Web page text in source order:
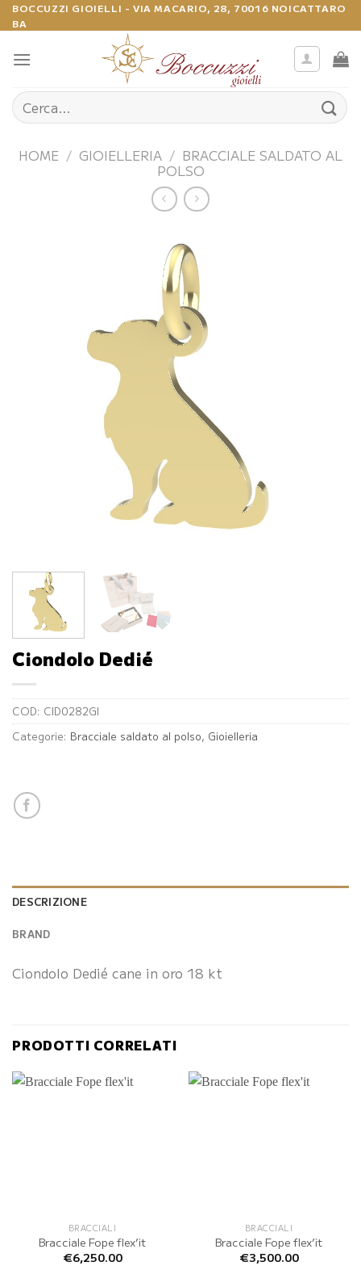
Salta
ai
contenuti
BOCCUZZI GIOIELLI - VIA MACARIO, 28, 70016 NOICATTARO
BA
Cerca:
HOME / GIOIELLERIA / BRACCIALE SALDATO AL
POLSO
Ciondolo Dedié
COD: CID0282GI
Categorie: Bracciale saldato al polso, Gioielleria
DESCRIZIONE
BRAND
Ciondolo Dedié cane in oro 18 kt
PRODOTTI CORRELATI
BRACCIALI
Bracciale Fope flex’it
€6,250.00
BRACCIALI
Bracciale Fope flex’it
€3,500.00